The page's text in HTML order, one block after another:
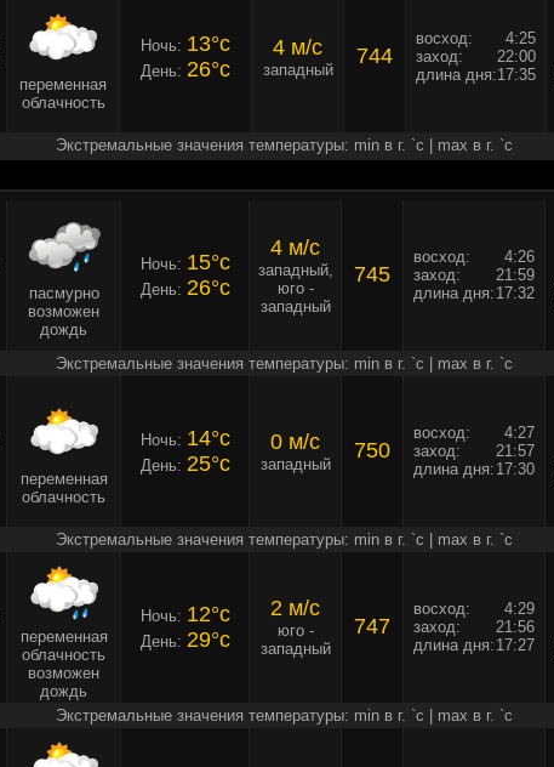
переменная
облачность
Ночь: 13°c
День: 26°c
4 м/c
западный
744
восход:
4:25
заход:
22:00
длина дня:17:35
Экстремальные значения температуры: min в г. `c | max в г. `c
пасмурно
возможен
дождь
Ночь: 15°c
День: 26°c
4 м/c
западный,
юго -
западный
745
восход:
4:26
заход:
21:59
длина дня: 17:32
Экстремальные значения температуры: min в г. `c | max в г. `c
переменная
облачность
Ночь: 14°c
День: 25°c
0 м/c
западный
750
восход:
4:27
заход:
21:57
длина дня: 17:30
Экстремальные значения температуры: min в г. `c | max в г. `c
переменная
облачность
возможен
дождь
Ночь: 12°c
День: 29°c
2 м/c
юго -
западный
747
восход:
4:29
заход:
21:56
длина дня: 17:27
Экстремальные значения температуры: min в г. `c | max в г. `c